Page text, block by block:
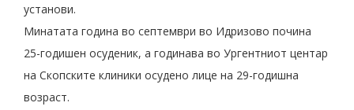
установи.
Минатата година во септември во Идризово почина
25-годишен осуденик, а годинава во Ургентниот центар
на Скопските клиники осудено лице на 29-годишна
возраст.